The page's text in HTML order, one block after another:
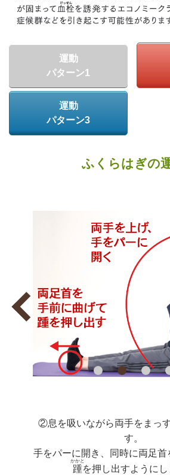
運動
パターン1
運動
パターン3
ふくらはぎの
②息を吸いながら両手をまっ
す。
手をパーに開き、同時に両足首
踵
かかと
を押し出すようにし